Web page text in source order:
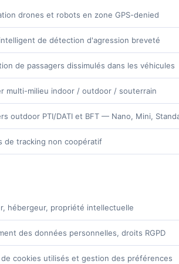
drones et robots en zone GPS-denied
de détection d'agression breveté
de passagers dissimulés dans les véhicules
multi-milieu indoor / outdoor / souterrain
outdoor PTI/DATI et BFT — Nano, Mini,
de tracking non coopératif
hébergeur, propriété intellectuelle
des données personnelles, droits RGPD
de cookies utilisés et gestion des préférences